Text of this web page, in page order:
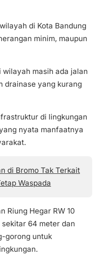
di Kota Bandung
minim, maupun
wilayah masih ada jalan
drainase yang kurang
di lingkungan
nyata manfaatnya
di Bromo Tak Terkait
Waspada
Riung Hegar RW 10
64 meter dan
gorong untuk